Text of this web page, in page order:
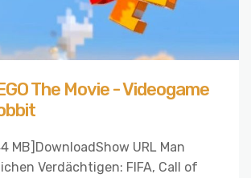
The Movie - Videogame
MB]DownloadShow URL Man
Verdächtigen: FIFA, Call of